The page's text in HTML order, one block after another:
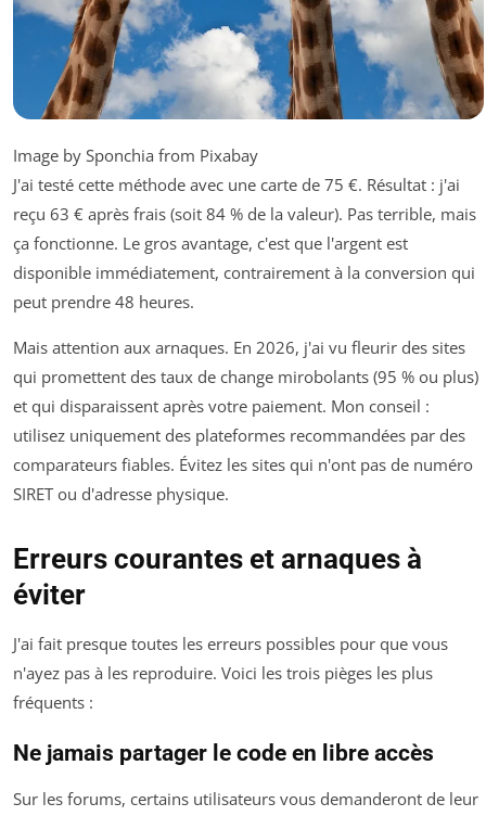
Image by Sponchia from Pixabay
J'ai testé cette méthode avec une carte de 75 €. Résultat : j'ai
reçu 63 € après frais (soit 84 % de la valeur). Pas terrible, mais
ça fonctionne. Le gros avantage, c'est que l'argent est
disponible immédiatement, contrairement à la conversion qui
peut prendre 48 heures.
Mais attention aux arnaques. En 2026, j'ai vu fleurir des sites
qui promettent des taux de change mirobolants (95 % ou plus)
et qui disparaissent après votre paiement. Mon conseil :
utilisez uniquement des plateformes recommandées par des
comparateurs fiables. Évitez les sites qui n'ont pas de numéro
SIRET ou d'adresse physique.
Erreurs courantes et arnaques à
éviter
J'ai fait presque toutes les erreurs possibles pour que vous
n'ayez pas à les reproduire. Voici les trois pièges les plus
fréquents :
Ne jamais partager le code en libre accès
Sur les forums, certains utilisateurs vous demanderont de leur